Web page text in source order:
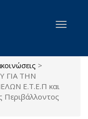
Toggle
>
ΓΙΑ ΤΗΝ
Ε.Τ.Ε.Π και
Περιβάλλοντος